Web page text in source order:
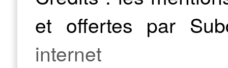
et offertes par
internet